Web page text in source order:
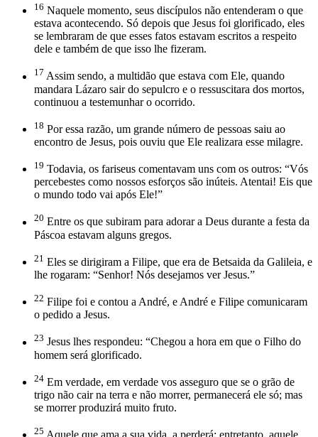
16 Naquele momento, seus discípulos não entenderam o que
estava acontecendo. Só depois que Jesus foi glorificado, eles
se lembraram de que esses fatos estavam escritos a respeito
dele e também de que isso lhe fizeram.
17 Assim sendo, a multidão que estava com Ele, quando
mandara Lázaro sair do sepulcro e o ressuscitara dos mortos,
continuou a testemunhar o ocorrido.
18 Por essa razão, um grande número de pessoas saiu ao
encontro de Jesus, pois ouviu que Ele realizara esse milagre.
19 Todavia, os fariseus comentavam uns com os outros: “Vós
percebestes como nossos esforços são inúteis. Atentai! Eis que
o mundo todo vai após Ele!”
20 Entre os que subiram para adorar a Deus durante a festa da
Páscoa estavam alguns gregos.
21 Eles se dirigiram a Filipe, que era de Betsaida da Galileia, e
lhe rogaram: “Senhor! Nós desejamos ver Jesus.”
22 Filipe foi e contou a André, e André e Filipe comunicaram
o pedido a Jesus.
23 Jesus lhes respondeu: “Chegou a hora em que o Filho do
homem será glorificado.
24 Em verdade, em verdade vos asseguro que se o grão de
trigo não cair na terra e não morrer, permanecerá ele só; mas
se morrer produzirá muito fruto.
25